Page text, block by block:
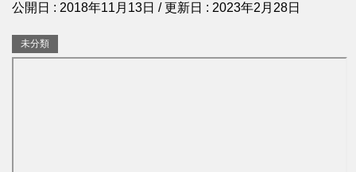
公開日 : 2018年11月13日 / 更新日 : 2023年2月28日
未分類